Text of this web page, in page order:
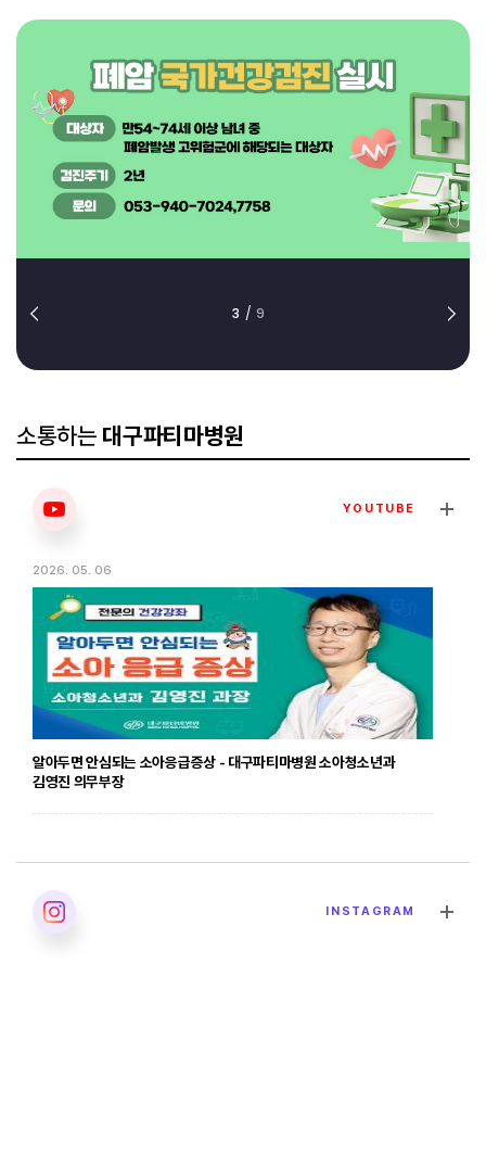
3 / 9
소통하는 대구파티마병원
YOUTUBE
2026. 05. 06
알아두면 안심되는 소아응급증상 - 대구파티마병원 소아청소년과
김영진 의무부장
INSTAGRAM